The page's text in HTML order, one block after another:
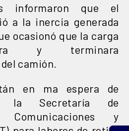
informaron que el
a la inercia generada
ocasionó que la carga
y terminara
camión.
en ma espera de
la Secretaría de
Comunicaciones y